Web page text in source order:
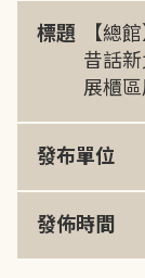
標題
【總
昔話
展櫃
發布單位
發佈時間